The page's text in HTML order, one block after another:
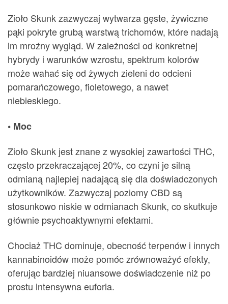
Zioło Skunk zazwyczaj wytwarza gęste, żywiczne
pąki pokryte grubą warstwą trichomów, które nadają
im mroźny wygląd. W zależności od konkretnej
hybrydy i warunków wzrostu, spektrum kolorów
może wahać się od żywych zieleni do odcieni
pomarańczowego, fioletowego, a nawet
niebieskiego.
• Moc
Zioło Skunk jest znane z wysokiej zawartości THC,
często przekraczającej 20%, co czyni je silną
odmianą najlepiej nadającą się dla doświadczonych
użytkowników. Zazwyczaj poziomy CBD są
stosunkowo niskie w odmianach Skunk, co skutkuje
głównie psychoaktywnymi efektami.
Chociaż THC dominuje, obecność terpenów i innych
kannabinoidów może pomóc zrównoważyć efekty,
oferując bardziej niuansowe doświadczenie niż po
prostu intensywna euforia.